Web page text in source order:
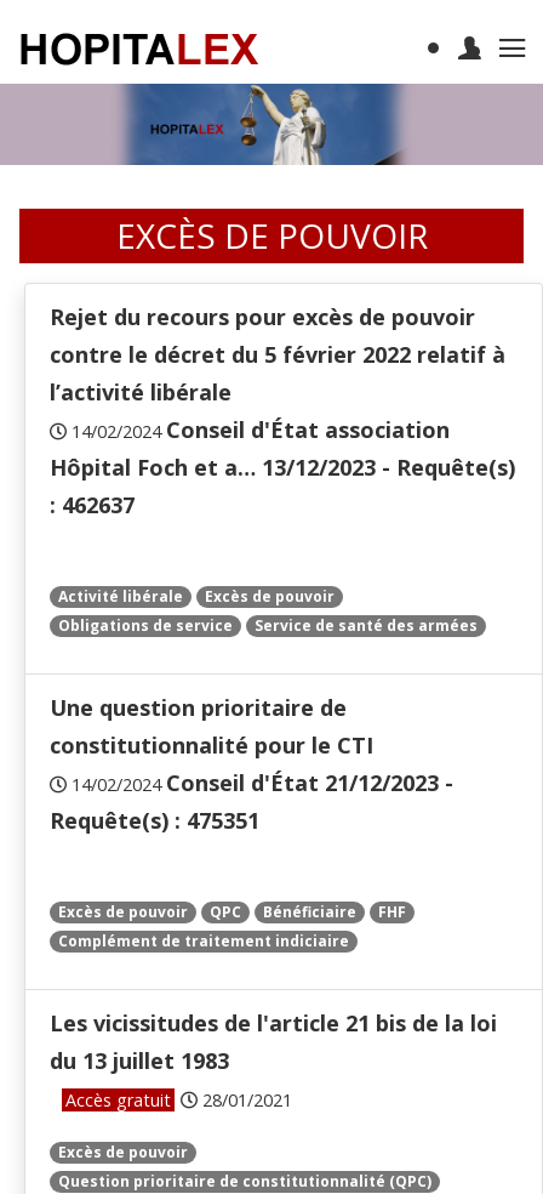
EXCÈS DE POUVOIR
Rejet du recours pour excès de pouvoir
contre le décret du 5 février 2022 relatif à
l’activité libérale
14/02/2024 Conseil d'État association
Hôpital Foch et a… 13/12/2023 - Requête(s)
: 462637
Activité libérale
Excès de pouvoir
Obligations de service
Service de santé des armées
Une question prioritaire de
constitutionnalité pour le CTI
14/02/2024 Conseil d'État 21/12/2023 -
Requête(s) : 475351
Excès de pouvoir QPC Bénéficiaire
FHF
Complément de traitement indiciaire
Les vicissitudes de l'article 21 bis de la loi
du 13 juillet 1983
Accès gratuit 28/01/2021
Excès de pouvoir
Question prioritaire de constitutionnalité (QPC)